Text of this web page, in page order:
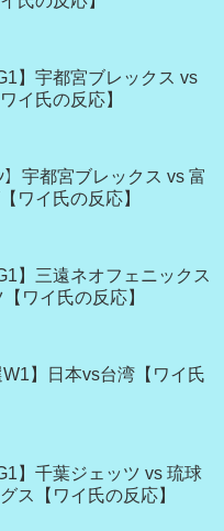
】宇都宮ブレックス vs
イ氏の反応】
】宇都宮ブレックス vs 富
ワイ氏の反応】
】三遠ネオフェニックス
ワイ氏の反応】
W1】日本vs台湾【ワイ氏
】千葉ジェッツ vs 琉球
ス【ワイ氏の反応】